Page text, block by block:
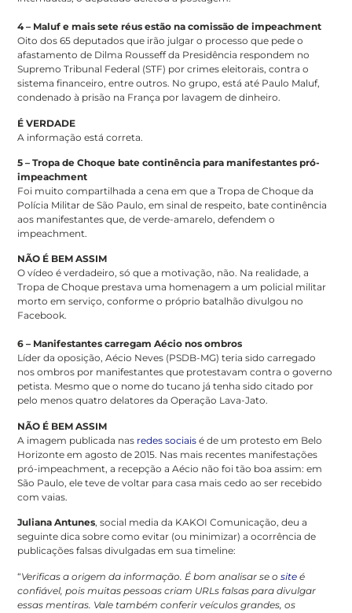
4 – Maluf e mais sete réus estão na comissão de impeachment
Oito dos 65 deputados que irão julgar o processo que pede o
afastamento de Dilma Rousseff da Presidência respondem no
Supremo Tribunal Federal (STF) por crimes eleitorais, contra o
sistema financeiro, entre outros. No grupo, está até Paulo Maluf,
condenado à prisão na França por lavagem de dinheiro.
É VERDADE
A informação está correta.
5 – Tropa de Choque bate continência para manifestantes pró-
impeachment
Foi muito compartilhada a cena em que a Tropa de Choque da
Polícia Militar de São Paulo, em sinal de respeito, bate continência
aos manifestantes que, de verde-amarelo, defendem o
impeachment.
NÃO É BEM ASSIM
O vídeo é verdadeiro, só que a motivação, não. Na realidade, a
Tropa de Choque prestava uma homenagem a um policial militar
morto em serviço, conforme o próprio batalhão divulgou no
Facebook.
6 – Manifestantes carregam Aécio nos ombros
Líder da oposição, Aécio Neves (PSDB-MG) teria sido carregado
nos ombros por manifestantes que protestavam contra o governo
petista. Mesmo que o nome do tucano já tenha sido citado por
pelo menos quatro delatores da Operação Lava-Jato.
NÃO É BEM ASSIM
A imagem publicada nas redes sociais é de um protesto em Belo
Horizonte em agosto de 2015. Nas mais recentes manifestações
pró-impeachment, a recepção a Aécio não foi tão boa assim: em
São Paulo, ele teve de voltar para casa mais cedo ao ser recebido
com vaias.
Juliana Antunes, social media da KAKOI Comunicação, deu a
seguinte dica sobre como evitar (ou minimizar) a ocorrência de
publicações falsas divulgadas em sua timeline:
“Verificas a origem da informação. É bom analisar se osite é
confiável, pois muitas pessoas criam URLs falsas para divulgar
essas mentiras. Vale também conferir veículos grandes, os